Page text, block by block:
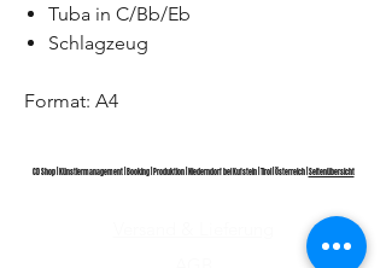
Tuba in C/Bb/Eb
Schlagzeug
Format: A4
CD Shop | Künstlermanagement | Booking | Produktion | Niederndorf bei Kufstein | Tirol | Österreich | Seitenübersicht